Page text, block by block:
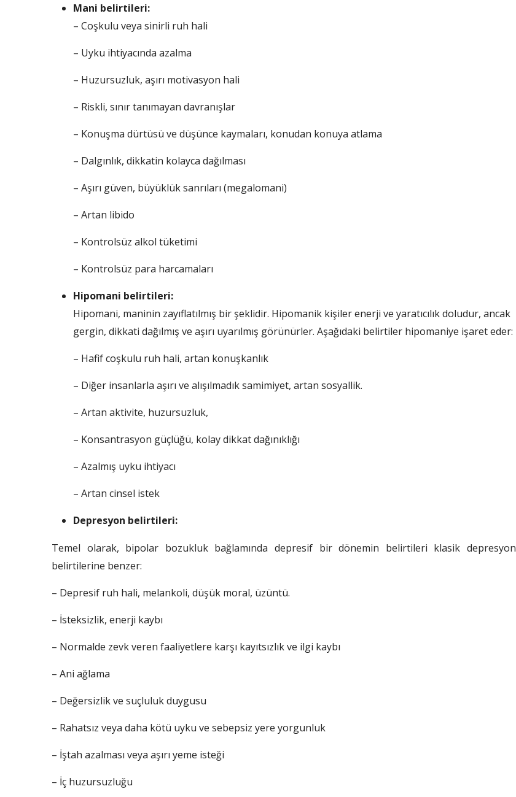
Mani belirtileri:
– Coşkulu veya sinirli ruh hali
– Uyku ihtiyacında azalma
– Huzursuzluk, aşırı motivasyon hali
– Riskli, sınır tanımayan davranışlar
– Konuşma dürtüsü ve düşünce kaymaları, konudan konuya atlama
– Dalgınlık, dikkatin kolayca dağılması
– Aşırı güven, büyüklük sanrıları (megalomani)
– Artan libido
– Kontrolsüz alkol tüketimi
– Kontrolsüz para harcamaları
Hipomani belirtileri:
Hipomani, maninin zayıflatılmış bir şeklidir. Hipomanik kişiler enerji ve yaratıcılık doludur, ancak
gergin, dikkati dağılmış ve aşırı uyarılmış görünürler. Aşağıdaki belirtiler hipomaniye işaret eder:
– Hafif coşkulu ruh hali, artan konuşkanlık
– Diğer insanlarla aşırı ve alışılmadık samimiyet, artan sosyallik.
– Artan aktivite, huzursuzluk,
– Konsantrasyon güçlüğü, kolay dikkat dağınıklığı
– Azalmış uyku ihtiyacı
– Artan cinsel istek
Depresyon belirtileri:
Temel olarak, bipolar bozukluk bağlamında depresif bir dönemin belirtileri klasik depresyon
belirtilerine benzer:
– Depresif ruh hali, melankoli, düşük moral, üzüntü.
– İsteksizlik, enerji kaybı
– Normalde zevk veren faaliyetlere karşı kayıtsızlık ve ilgi kaybı
– Ani ağlama
– Değersizlik ve suçluluk duygusu
– Rahatsız veya daha kötü uyku ve sebepsiz yere yorgunluk
– İştah azalması veya aşırı yeme isteği
– İç huzursuzluğu